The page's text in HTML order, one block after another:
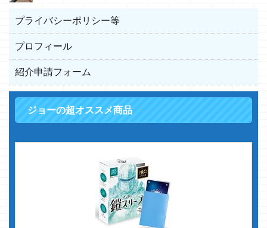
プライバシーポリシー等
プロフィール
紹介申請フォーム
ジョーの超オススメ商品